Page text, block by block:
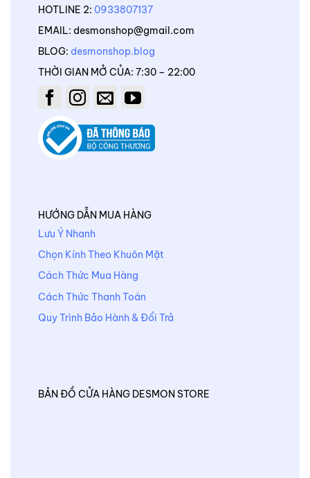
HOTLINE 2: 0933807137
EMAIL: desmonshop@gmail.com
BLOG: desmonshop.blog
THỜI GIAN MỞ CỦA: 7:30 – 22:00
HƯỚNG DẪN MUA HÀNG
Lưu Ý Nhanh
Chọn Kính Theo Khuôn Mặt
Cách Thức Mua Hàng
Cách Thức Thanh Toán
Quy Trình Bảo Hành & Đổi Trả
BẢN ĐỒ CỬA HÀNG DESMON STORE